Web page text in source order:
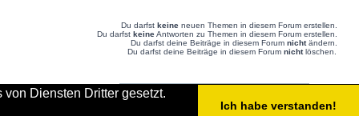
Diensten Dritter gesetzt.
Ich habe verstanden!
Du darfst keine neuen Themen in diesem Forum erstellen.
Du darfst keineAntworten zu Themen in diesem Forum erstellen.
Du darfst deine Beiträge in diesem Forum nichtändern.
Du darfst deine Beiträge in diesem Forum nichtlöschen.
Gehe zu: